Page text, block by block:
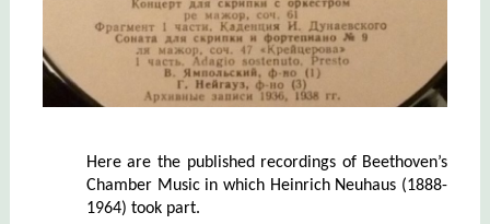
Here are the published recordings of Beethoven’s
Chamber Music in which Heinrich Neuhaus (1888-
1964) took part.